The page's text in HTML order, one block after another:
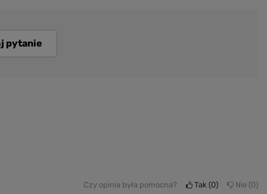
pytanie
Czy opinia była pomocna? Tak 0 Nie 0